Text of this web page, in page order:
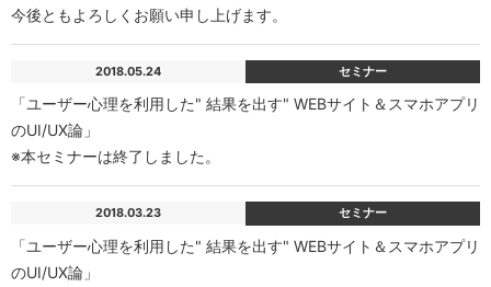
今後ともよろしくお願い申し上げます。
2018.05.24 セミナー
「ユーザー心理を利用した" 結果を出す" WEBサイト＆スマホアプリ
のUI/UX論」
※本セミナーは終了しました。
2018.03.23 セミナー
「ユーザー心理を利用した" 結果を出す" WEBサイト＆スマホアプリ
のUI/UX論」